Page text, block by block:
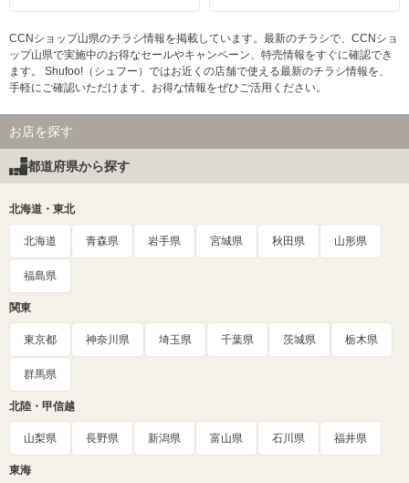
CCNショップ山県のチラシ情報を掲載しています。最新のチラシで、CCNショ
ップ山県で実施中のお得なセールやキャンペーン、特売情報をすぐに確認でき
ます。 Shufoo!（シュフー）ではお近くの店舗で使える最新のチラシ情報を、
手軽にご確認いただけます。お得な情報をぜひご活用ください。
お店を探す
都道府県から探す
北海道・東北
北海道 青森県 岩手県 宮城県 秋田県 山形県
福島県
関東
東京都 神奈川県 埼玉県 千葉県 茨城県 栃木県
群馬県
北陸・甲信越
山梨県 長野県 新潟県 富山県 石川県 福井県
東海